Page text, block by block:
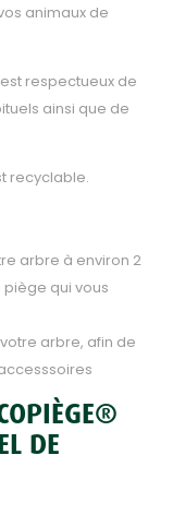
animaux de
respectueux de
ainsi que de
recyclable.
arbre à environ 2
qui vous
arbre, afin de
DE